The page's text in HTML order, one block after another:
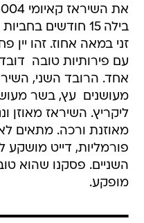
בילה 15 חודשים
זני במאה אחוז. זהו יין
עם פירותיות טובה 
אחד. הרובד השני,
מעושנים  עץ, בשר מעושן
ליקריץ. השיראז מאוזן
מאוזנת ורכה. מתאים
פורמליות, דייט מושקע
מופקע.